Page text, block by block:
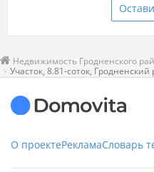
Недвижимость Гродненского
Участок, 8.81-соток, Гродненский
О проектеРекламаСловарь